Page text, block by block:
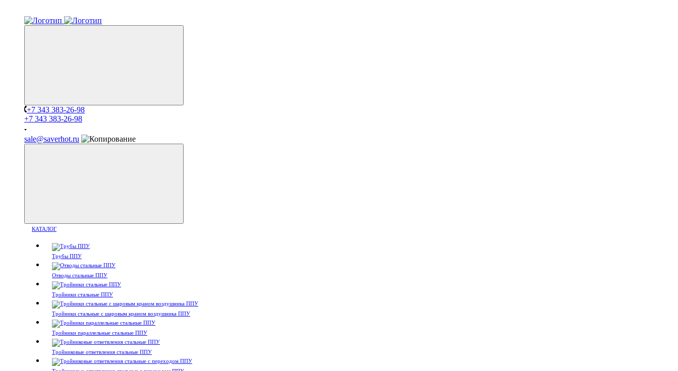
+7 343 383-26-98
+7 343 383-26-98
sale@saverhot.ru
КАТАЛОГ
Трубы ППУ
Отводы стальные ППУ
Тройники стальные ППУ
Тройники стальные с шаровым краном воздушника ППУ
Тройники параллельные стальные ППУ
Тройниковые ответвления стальные ППУ